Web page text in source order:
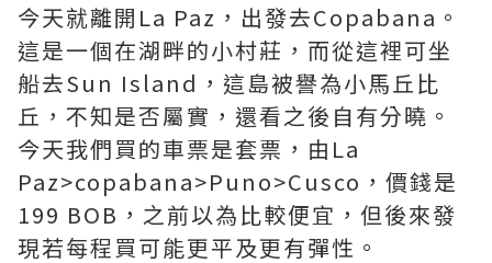
今天就離開La Paz，出發去Copabana。
這是一個在湖畔的小村莊，而從這裡可坐
船去Sun Island，這島被譽為小馬丘比
丘，不知是否屬實，還看之後自有分曉。
今天我們買的車票是套票，由La
Paz>copabana>Puno>Cusco，價錢是
199 BOB，之前以為比較便宜，但後來發
現若每程買可能更平及更有彈性。